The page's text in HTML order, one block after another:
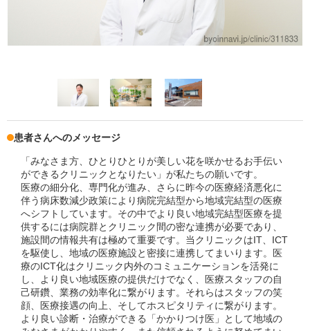
患者さんへのメッセージ
「みなさま方、ひとりひとりが美しい花を咲かせるお手伝い
ができるクリニックとなりたい」が私たちの願いです。
医療の細分化、専門化が進み、さらに昨今の医療経済悪化に
伴う病床数減少政策により病院完結型から地域完結型の医療
へシフトしています。その中でより良い地域完結型医療を提
供するには病院群とクリニック間の密な連携が必要であり、
施設間の情報共有は極めて重要です。当クリニックはIT、ICT
を駆使し、地域の医療施設と密接に連携してまいります。医
療のICT化はクリニック内外のコミュニケーションを活発に
し、より良い地域医療の提供だけでなく、医療スタッフの自
己研鑽、業務の効率化に繋がります。それらはスタッフの笑
顔、医療接遇の向上、そしてホスピタリティに繋がります。
より良い診断・治療ができる「かかりつけ医」として地域の